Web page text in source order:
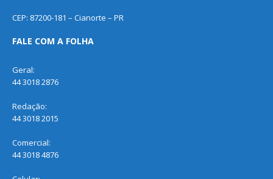
CEP: 87200-181 – Cianorte – PR
FALE COM A FOLHA
Geral:
44 3018 2876
Redação:
44 3018 2015
Comercial:
44 3018 4876